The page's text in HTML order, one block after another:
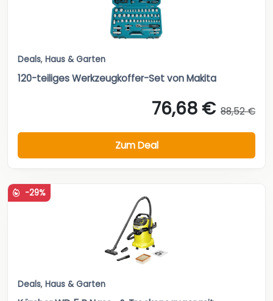
Deals, Haus & Garten
120-teiliges Werkzeugkoffer-Set von Makita
76,68 € 88,52 €
Zum Deal
-29%
Deals, Haus & Garten